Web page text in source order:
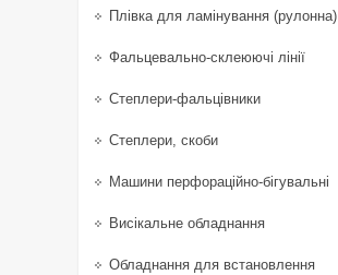
Плівка для ламінування (рулонна)
Фальцевально-склеюючі лінії
Степлери-фальцівники
Степлери, скоби
Машини перфораційно-бігувальні
Висікальне обладнання
Обладнання для встановлення